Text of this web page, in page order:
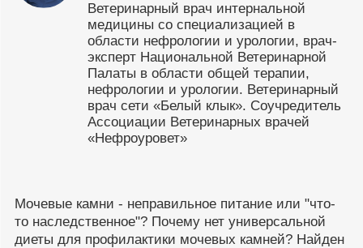
Ветеринарный врач интернальной
медицины со специализацией в
области нефрологии и урологии, врач-
эксперт Национальной Ветеринарной
Палаты в области общей терапии,
нефрологии и урологии. Ветеринарный
врач сети «Белый клык». Соучредитель
Ассоциации Ветеринарных врачей
«Нефроуровет»
Мочевые камни - неправильное питание или "что-
то наследственное"? Почему нет универсальной
диеты для профилактики мочевых камней? Найден